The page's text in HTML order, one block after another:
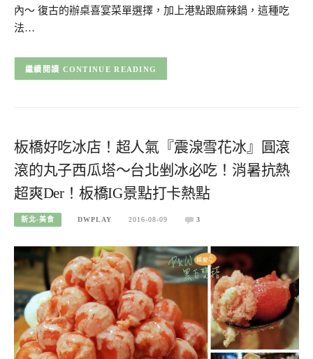
內～ 復古的辦桌喜宴菜單選擇，加上港點跟麻辣鍋，這種吃
法…
CONTINUE READING
板橋好吃冰店！超人氣『震湶雪花冰』圓滾
滾的丸子西瓜塔～台北剉冰必吃！消暑抗熱
超爽Der！板橋IG景點打卡熱點
新北-美食 DWPLAY 2016-08-09 3